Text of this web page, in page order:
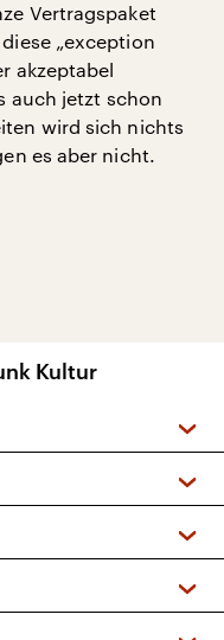
Vertragspaket
„exception
akzeptabel
auch jetzt schon
wird sich nichts
es aber nicht.
Kultur